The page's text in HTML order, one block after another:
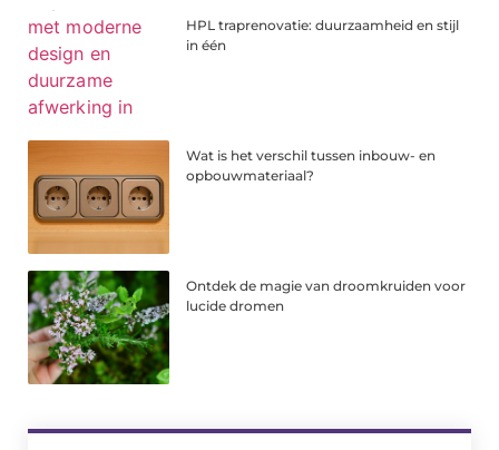
HPL traprenovatie: duurzaamheid en stijl
in één
Wat is het verschil tussen inbouw- en
opbouwmateriaal?
Ontdek de magie van droomkruiden voor
lucide dromen